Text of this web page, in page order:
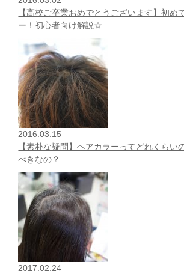
【高校ご卒業おめでとうございます】初め
ー！初心者向け解説☆
2016.03.15
【素朴な疑問】ヘアカラーってどれくらい
べきなの？
2017.02.24